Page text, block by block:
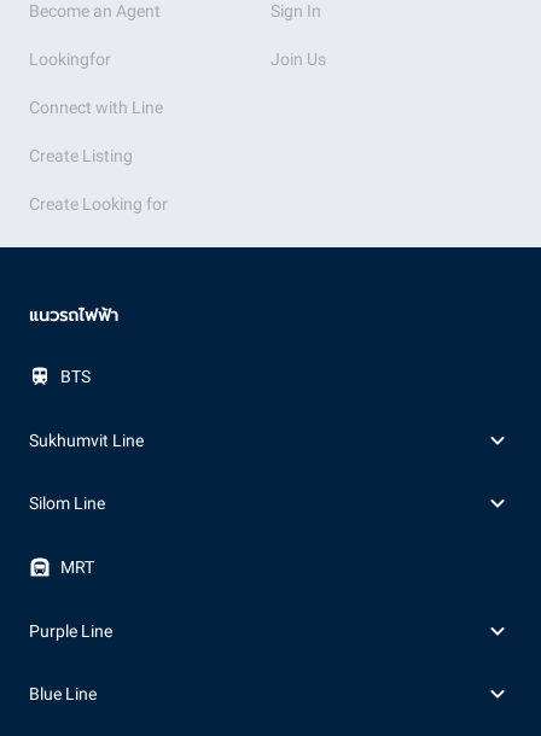
Become an Agent
Lookingfor
Connect with Line
Create Listing
Create Looking for
Sign In
Join Us
แนวรถไฟฟ้า
BTS
Sukhumvit Line
Silom Line
MRT
Purple Line
Blue Line